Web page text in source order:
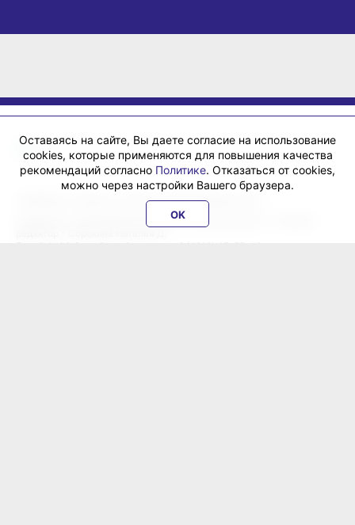
«ХабИнфо»: интернет-журнал города Хабаровска 16+
Учредитель: ООО Издательский дом «Гранд Экспресс». Главный
Оставаясь на сайте, Вы даете согласие на использование
cookies, которые применяются для повышения качества
рекомендаций согласно Политике. Отказаться от cookies,
можно через настройки Вашего браузера.
OK